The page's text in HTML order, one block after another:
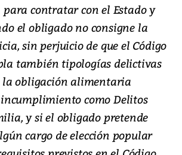
contratar con el Estado y
el obligado no consigne la
sin perjuicio de que el Código
también tipologías delictivas
la obligación alimentaria
como Delitos
y si el obligado pretende
cargo de elección popular